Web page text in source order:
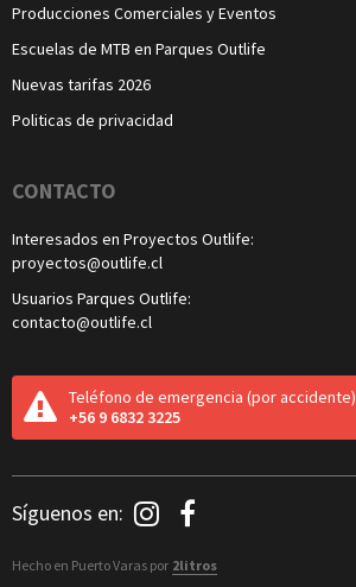
Producciones Comerciales y Eventos
Escuelas de MTB en Parques Outlife
Nuevas tarifas 2026
Politicas de privacidad
CONTACTO
Interesados en Proyectos Outlife:
proyectos@outlife.cl
Usuarios Parques Outlife:
contacto@outlife.cl
Teléfono de emergencia (por accidente)
+56 9 6832 3225
Sociales
Síguenos en:
Hecho en Puerto Varas por 2litros